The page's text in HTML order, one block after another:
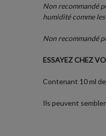
Non recommandé
humidité comme
Non recommandé
ESSAYEZ CHEZ
Contenant 10 ml
Ils peuvent